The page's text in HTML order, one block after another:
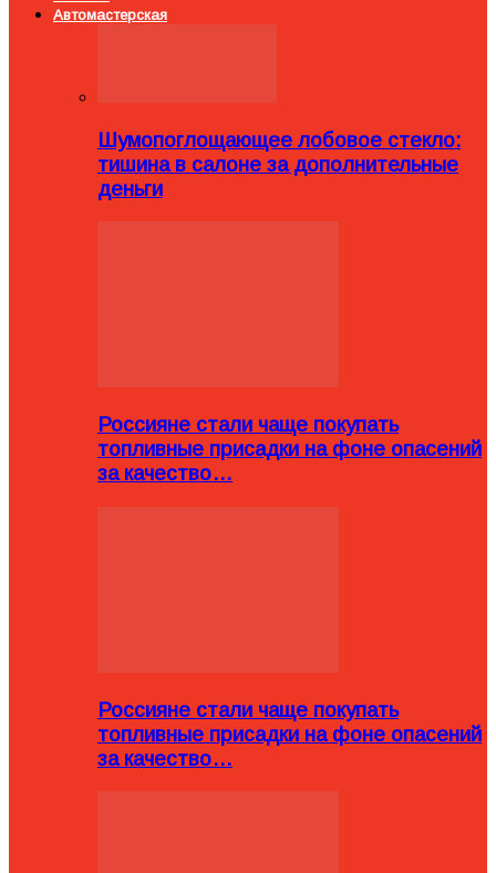
Автомастерская
Шумопоглощающее лобовое стекло:
тишина в салоне за дополнительные
деньги
Россияне стали чаще покупать
топливные присадки на фоне опасений
за качество…
Россияне стали чаще покупать
топливные присадки на фоне опасений
за качество…